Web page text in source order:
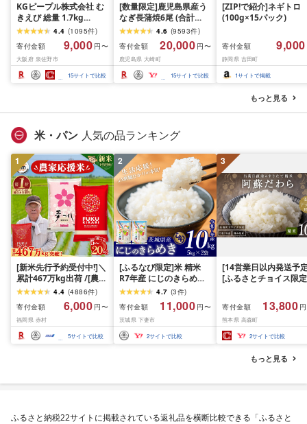
KGピープル株式会社 む
きえび 総量 1.7kg
(850g×2P) 特大 5Lサイ
ズ バナメイエビ バラ凍
結 下処理不要 サイズ不
揃い 訳あり
4.4 (1095件)
寄付金額
9,000 円〜
大阪府 泉佐野市
15サイトで比較
[数量限定]鹿児島県産う
なぎ長蒲焼6尾 (合計
600g以上)4.6 (9593件)
寄付金額
20,000 円〜
鹿児島県 大崎町
15サイトで比較
[ZIP!で紹介]ネギトロ
(100g×15パック)
寄付金額 9,000
静岡県 吉田町
1サイトで掲載
もっと見る
米・パン 人気の品ランキング
1
[新米先行予約受付中!]＼
累計467万kg出荷 /[農家
応援米]訳あり 令和7年産
令和8年産ふくきらり 夢
つくし 5kg 10kg 15kg
20kg [選べる品種・内容
量・出荷時期]複数原料
米 白米 精米 国産 限定
4.4 (4886件)
寄付金額
6,000 円〜
福岡県 赤村
5サイトで比較
2
[ふるなび限定]米 精米
R7年産 にじのきらめき
10kg 10月 FN-Limited-
4.7 (3件)
寄付金額
11,000 円〜
茨城県 下妻市
2サイトで比較
3
[14営業日以内発送予
[ふるさとチョイス限定
だわら 熊本県 高森町
リジナル米 計
10kg(5kg×2袋)精米 お
米 米 5kg×2 10kg
寄付金額 13,800
熊本県 高森町
2サイトで比較
もっと見る
ふるさと納税22サイトに掲載されている返礼品を横断比較できる「ふるさと